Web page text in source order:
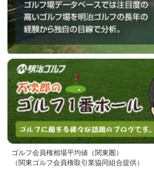
ゴルフ会員権相場平均値（関東圏）
（関東ゴルフ会員権取引業協同組合提供）